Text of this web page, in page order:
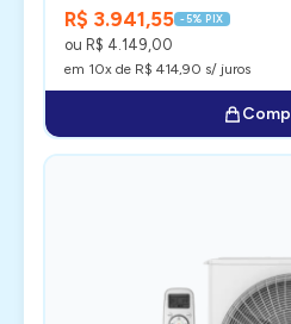
R$ 3.941,55 -5% PIX
ou R$ 4.149,00
em 10x de R$ 414,90 s/ juros